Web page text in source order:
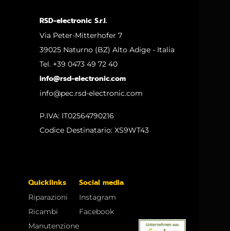
RSD-electronic S.r.l.
Via Peter-Mitterhofer 7
39025 Naturno (BZ) Alto Adige - Italia
Tel. +39 0473 49 72 40
info@rsd-electronic.com
info@pec.rsd-electronic.com
P.IVA: IT02564790216
Codice Destinatario: XS9WT43
Quicklinks
Riparazioni
Ricambi
Manutenzione
Social media
Instagram
Facebook